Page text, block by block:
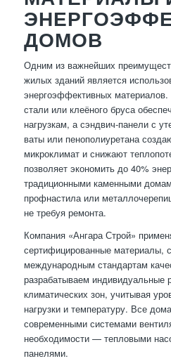
ДОМОВ
Одним из важнейших
жилых зданий является
энергоэффективных материалов.
стали или клеёного бруса
нагрузкам, а сэндвич-панели с
ваты или пенополиуретана
микроклимат и снижают
позволяет экономить до 40%
традиционными каменными
профнастила или
не требуя ремонта.
Компания «Ангара Строй»
сертифицированные материалы,
международным стандартам
разрабатываем индивидуальные
климатических зон, учитывая
нагрузки и температуру. Все
современными системами
необходимости — тепловыми
панелями.